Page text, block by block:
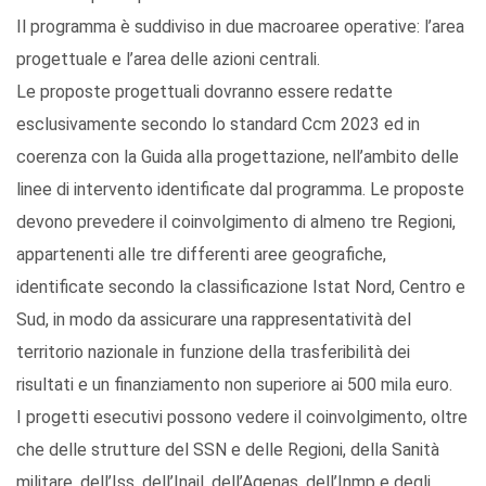
Il programma è suddiviso in due macroaree operative: l’area
progettuale e l’area delle azioni centrali.
Le proposte progettuali dovranno essere redatte
esclusivamente secondo lo standard Ccm 2023 ed in
coerenza con la Guida alla progettazione, nell’ambito delle
linee di intervento identificate dal programma. Le proposte
devono prevedere il coinvolgimento di almeno tre Regioni,
appartenenti alle tre differenti aree geografiche,
identificate secondo la classificazione Istat Nord, Centro e
Sud, in modo da assicurare una rappresentatività del
territorio nazionale in funzione della trasferibilità dei
risultati e un finanziamento non superiore ai 500 mila euro.
I progetti esecutivi possono vedere il coinvolgimento, oltre
che delle strutture del SSN e delle Regioni, della Sanità